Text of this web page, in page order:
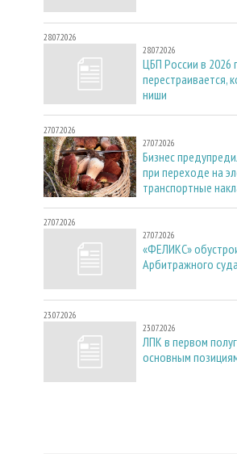
28.07.2026
28.07.2026
ЦБП России в 2026
перестраивается,
ниши
27.07.2026
27.07.2026
Бизнес
при переходе на
транспортные
27.07.2026
27.07.2026
«ФЕЛИКС»
Арбитражного
23.07.2026
23.07.2026
ЛПК в первом
основным